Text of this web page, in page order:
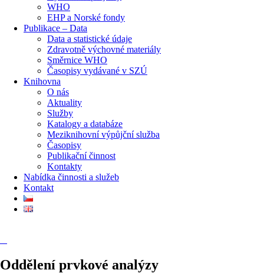
WHO
EHP a Norské fondy
Publikace – Data
Data a statistické údaje
Zdravotně výchovné materiály
Směrnice WHO
Časopisy vydávané v SZÚ
Knihovna
O nás
Aktuality
Služby
Katalogy a databáze
Meziknihovní výpůjční služba
Časopisy
Publikační činnost
Kontakty
Nabídka činnosti a služeb
Kontakt
Oddělení prvkové analýzy